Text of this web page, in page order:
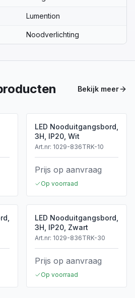
Lumention
Noodverlichting
Bekijk meer
LED Nooduitgangsbord,
3H, IP20, Wit
Art.nr: 1029-836TRK-10
Prijs op aanvraag
Op voorraad
LED Nooduitgangsbord,
3H, IP20, Zwart
Art.nr: 1029-836TRK-30
Prijs op aanvraag
Op voorraad